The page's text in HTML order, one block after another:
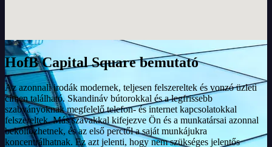
HofB Capital Square bemutató
Az azonnali irodák modernek, teljesen felszereltek és vonzó üzleti
címen található. Skandináv bútorokkal és a legfrissebb
szabványoknak megfelelő telefon- és internet kapcsolatokkal
felszereltek. Más szavakkal kifejezve Ön és a munkatársai azonnal
beköltözhetnek, és az első perctől a saját munkájukra
koncentrálhatnak. Ez azt jelenti, hogy nem szükséges jelentős